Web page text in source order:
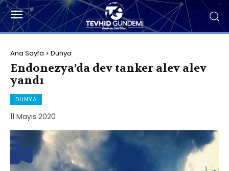
Ana Sayfa Dünya
Endonezya’da dev tanker alev alev
yandı
DÜNYA
11 Mayıs 2020